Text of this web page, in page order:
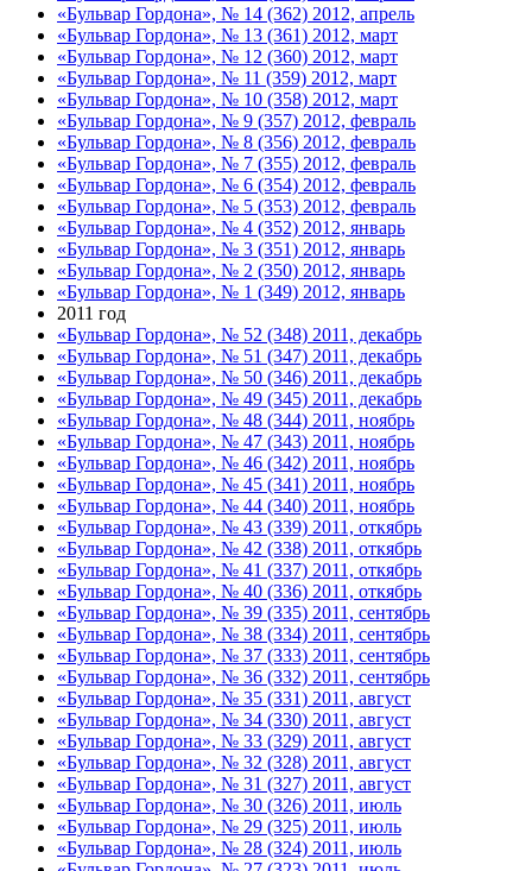
«Бульвар Гордона», № 14 (362) 2012, апрель
«Бульвар Гордона», № 13 (361) 2012, март
«Бульвар Гордона», № 12 (360) 2012, март
«Бульвар Гордона», № 11 (359) 2012, март
«Бульвар Гордона», № 10 (358) 2012, март
«Бульвар Гордона», № 9 (357) 2012, февраль
«Бульвар Гордона», № 8 (356) 2012, февраль
«Бульвар Гордона», № 7 (355) 2012, февраль
«Бульвар Гордона», № 6 (354) 2012, февраль
«Бульвар Гордона», № 5 (353) 2012, февраль
«Бульвар Гордона», № 4 (352) 2012, январь
«Бульвар Гордона», № 3 (351) 2012, январь
«Бульвар Гордона», № 2 (350) 2012, январь
«Бульвар Гордона», № 1 (349) 2012, январь
2011 год
«Бульвар Гордона», № 52 (348) 2011, декабрь
«Бульвар Гордона», № 51 (347) 2011, декабрь
«Бульвар Гордона», № 50 (346) 2011, декабрь
«Бульвар Гордона», № 49 (345) 2011, декабрь
«Бульвар Гордона», № 48 (344) 2011, ноябрь
«Бульвар Гордона», № 47 (343) 2011, ноябрь
«Бульвар Гордона», № 46 (342) 2011, ноябрь
«Бульвар Гордона», № 45 (341) 2011, ноябрь
«Бульвар Гордона», № 44 (340) 2011, ноябрь
«Бульвар Гордона», № 43 (339) 2011, откябрь
«Бульвар Гордона», № 42 (338) 2011, откябрь
«Бульвар Гордона», № 41 (337) 2011, откябрь
«Бульвар Гордона», № 40 (336) 2011, откябрь
«Бульвар Гордона», № 39 (335) 2011, сентябрь
«Бульвар Гордона», № 38 (334) 2011, сентябрь
«Бульвар Гордона», № 37 (333) 2011, сентябрь
«Бульвар Гордона», № 36 (332) 2011, сентябрь
«Бульвар Гордона», № 35 (331) 2011, август
«Бульвар Гордона», № 34 (330) 2011, август
«Бульвар Гордона», № 33 (329) 2011, август
«Бульвар Гордона», № 32 (328) 2011, август
«Бульвар Гордона», № 31 (327) 2011, август
«Бульвар Гордона», № 30 (326) 2011, июль
«Бульвар Гордона», № 29 (325) 2011, июль
«Бульвар Гордона», № 28 (324) 2011, июль